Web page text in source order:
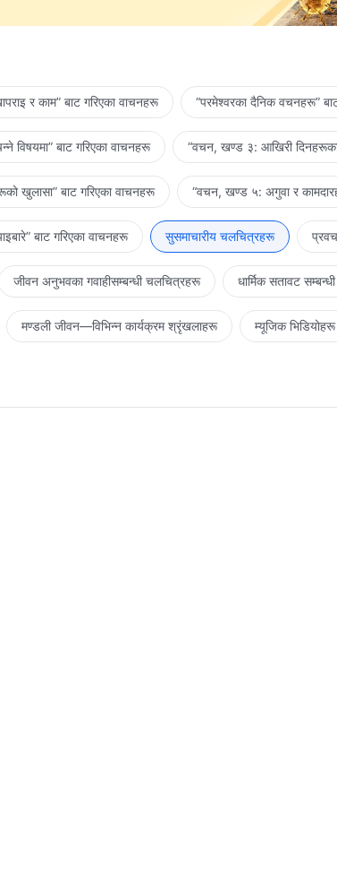
र काम” बाट गरिएका वाचनहरू “परमेश्‍वरका दैनिक वचनहरू”
विषयमा” बाट गरिएका वाचनहरू “वचन, खण्ड ३: आखिरी दिनहरूका
खुलासा” बाट गरिएका वाचनहरू “वचन, खण्ड ५: अगुवा र
बाट गरिएका वाचनहरू सुसमाचारीय चलचित्रहरू
जीवन अनुभवका गवाहीसम्‍बन्धी चलचित्रहरू धार्मिक सतावट
मण्डली जीवन—विभिन्‍न कार्यक्रम श्रृंखलाहरू म्यूजिक भिडियोहरू